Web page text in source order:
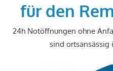
für den
24h Notöffnungen ohne
sind ortsansässig